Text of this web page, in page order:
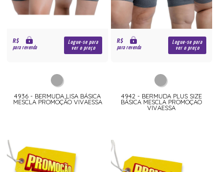
R$
para revenda
Logue-se para
ver o preço
4936 - BERMUDA LISA BÁSICA
MESCLA PROMOÇÃO VIVAESSA
R$
para revenda
Logue-se para
ver o preço
4942 - BERMUDA PLUS SIZE
BÁSICA MESCLA PROMOÇAO
VIVAESSA